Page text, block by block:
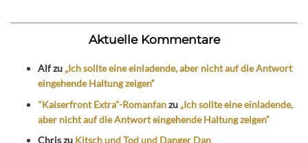
Aktuelle Kommentare
Alfzu „Ich sollte eine einladende, aber nicht auf die Antwort
eingehende Haltung zeigen“
"Kaiserfront Extra"-Romanfanzu „Ich sollte eine einladende,
aber nicht auf die Antwort eingehende Haltung zeigen“
Chriszu Kitsch und Tod und Danger Dan